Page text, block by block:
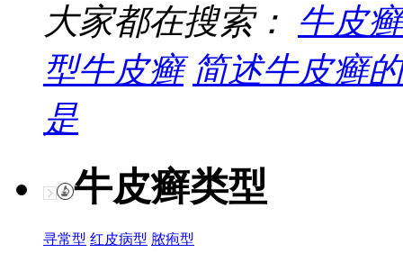
大家都在搜索： 牛皮
型牛皮癣 简述牛皮癣
是
牛皮癣类型
寻常型 红皮病型 脓疱型